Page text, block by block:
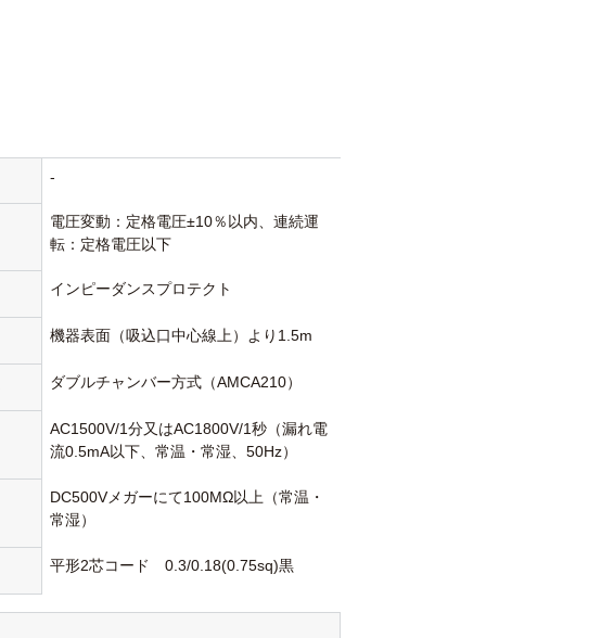
-
電圧変動：定格電圧±10％以内、連続運
転：定格電圧以下
インピーダンスプロテクト
機器表面（吸込口中心線上）より1.5m
ダブルチャンバー方式（AMCA210）
AC1500V/1分又はAC1800V/1秒（漏れ電
流0.5mA以下、常温・常湿、50Hz）
DC500Vメガーにて100MΩ以上（常温・
常湿）
平形2芯コード 0.3/0.18(0.75sq)黒